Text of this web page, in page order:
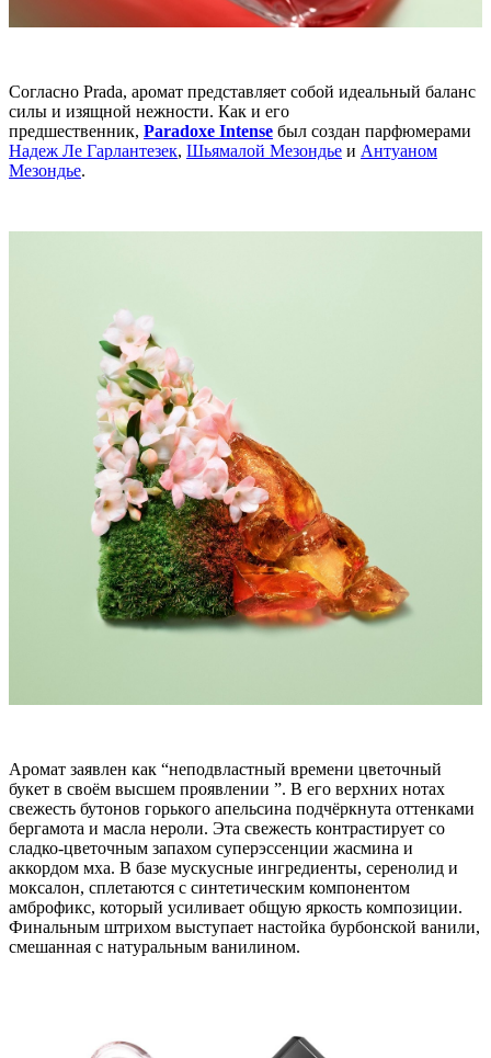
Согласно Prada, аромат представляет собой идеальный баланс
силы и изящной нежности. Как и его
предшественник, Paradoxe Intense был создан парфюмерами
Надеж Ле Гарлантезек, Шьямалой Мезондье и Антуаном
Мезондье.
Аромат заявлен как “неподвластный времени цветочный
букет в своём высшем проявлении ”. В его верхних нотах
свежесть бутонов горького апельсина подчёркнута оттенками
бергамота и масла нероли. Эта свежесть контрастирует со
сладко-цветочным запахом суперэссенции жасмина и
аккордом мха. В базе мускусные ингредиенты, серенолид и
моксалон, сплетаются с синтетическим компонентом
амброфикс, который усиливает общую яркость композиции.
Финальным штрихом выступает настойка бурбонской ванили,
смешанная с натуральным ванилином.